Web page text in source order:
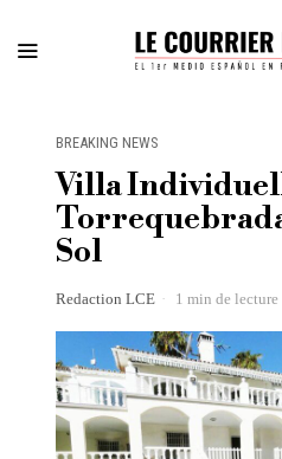
BREAKING NEWS
Villa
Sol
Redaction LCE 1 min de lecture